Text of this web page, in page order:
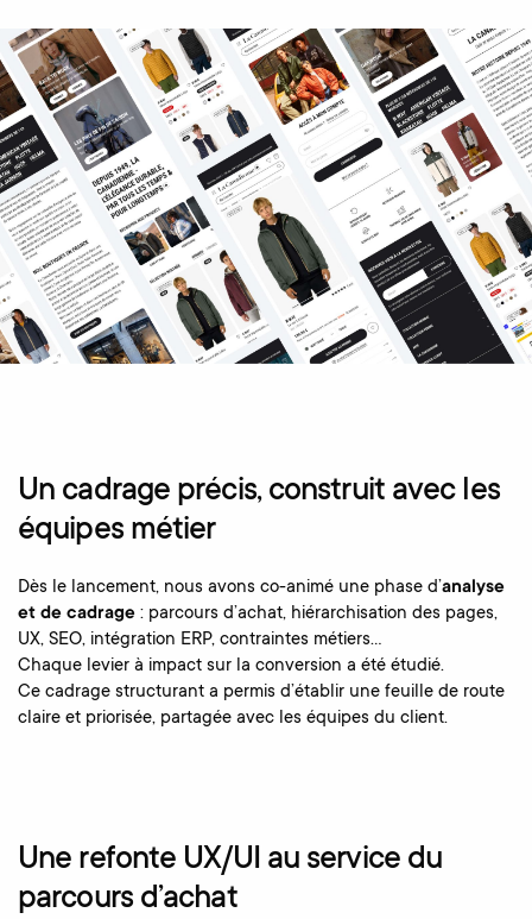
Un cadrage précis, construit avec les
équipes métier
Dès le lancement, nous avons co-animé une phase d’analyse
et de cadrage : parcours d’achat, hiérarchisation des pages,
UX, SEO, intégration ERP, contraintes métiers…
Chaque levier à impact sur la conversion a été étudié.
Ce cadrage structurant a permis d’établir une feuille de route
claire et priorisée, partagée avec les équipes du client.
Une refonte UX/UI au service du
parcours d’achat